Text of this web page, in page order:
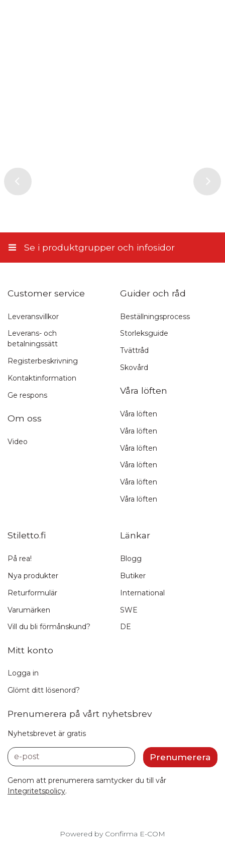
Se i produktgrupper och infosidor
Customer service
Leveransvillkor
Leverans- och
betalningssätt
Registerbeskrivning
Kontaktinformation
Ge respons
Om oss
Video
Guider och råd
Beställningsprocess
Storleksguide
Tvättråd
Skovård
Våra löften
Våra löften
Våra löften
Våra löften
Våra löften
Våra löften
Våra löften
Stiletto.fi
På rea!
Nya produkter
Returformulär
Varumärken
Vill du bli förmånskund?
Länkar
Blogg
Butiker
International
SWE
DE
Mitt konto
Logga in
Glömt ditt lösenord?
Prenumerera på vårt nyhetsbrev
Nyhetsbrevet är gratis
e-post
Prenumerera
Genom att prenumerera samtycker du till vår
Integritetspolicy.
Powered by Confirma E-COM